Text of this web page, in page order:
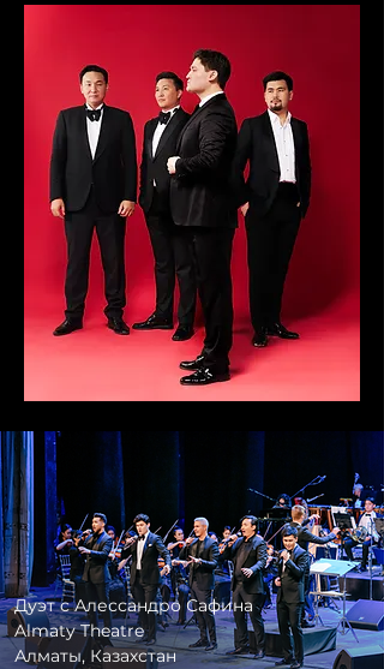
Дуэт с Алессандро Сафина
Almaty Theatre
Алматы, Казахстан